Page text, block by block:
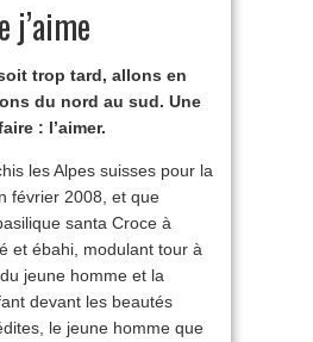
j’aime
trop tard, allons en
du nord au sud. Une
: l’aimer.
les Alpes suisses pour la
février 2008, et que
santa Croce à
et ébahi, modulant tour à
jeune homme et la
devant les beautés
le jeune homme que